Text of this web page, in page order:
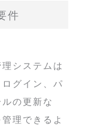
件
システムは
グイン、パ
の更新な
理できるよ